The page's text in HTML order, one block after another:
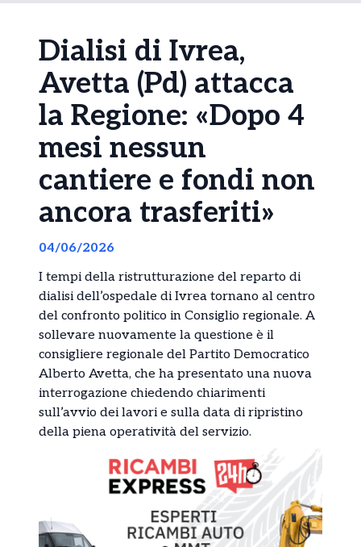
Dialisi di Ivrea,
Avetta (Pd) attacca
la Regione: «Dopo 4
mesi nessun
cantiere e fondi non
ancora trasferiti»
04/06/2026
I tempi della ristrutturazione del reparto di
dialisi dell’ospedale di Ivrea tornano al centro
del confronto politico in Consiglio regionale. A
sollevare nuovamente la questione è il
consigliere regionale del Partito Democratico
Alberto Avetta, che ha presentato una nuova
interrogazione chiedendo chiarimenti
sull’avvio dei lavori e sulla data di ripristino
della piena operatività del servizio.